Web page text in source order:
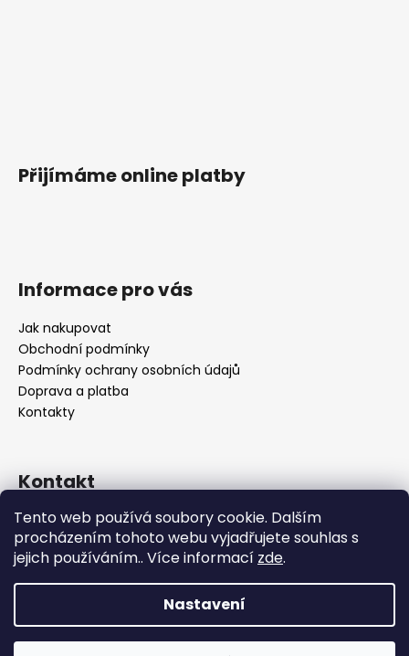
Tento web používá soubory cookie. Dalším
procházením tohoto webu vyjadřujete souhlas s
jejich používáním.. Více informací zde.
Nastavení
Přijímáme online platby
Informace pro vás
Jak nakupovat
Obchodní podmínky
Podmínky ochrany osobních údajů
Doprava a platba
Kontakty
Kontakt
info@bocca-bijoux.com
602936225